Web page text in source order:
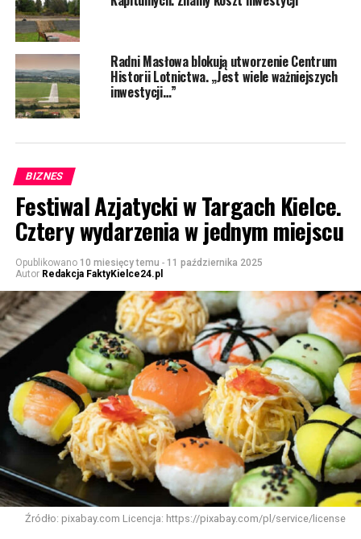
Radni Masłowa blokują utworzenie Centrum
Historii Lotnictwa. „Jest wiele ważniejszych
inwestycji…”
BIZNES
Festiwal Azjatycki w Targach Kielce.
Cztery wydarzenia w jednym miejscu
Opublikowano 10 miesięcy temu - 11 października 2025
Autor Redakcja FaktyKielce24.pl
Źródło: pixabay.com Licencja: https://pixabay.com/pl/service/license